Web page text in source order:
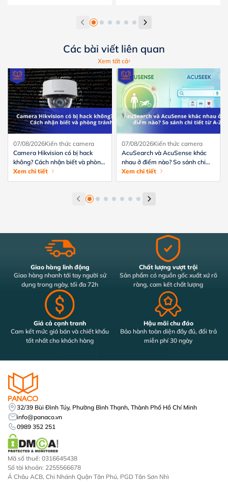
Các bài viết liên quan
Xem tất cả
07/08/2026Kiến thức camera
Camera Hikvision có bị hack
không? Cách nhận biết và phòng
tránh hiệu quả
Xem chi tiết
07/08/2026Kiến thức camera
AcuSearch và AcuSense khác
nhau ở điểm nào? So sánh chi
tiết từ A-Z
Xem chi tiết
Giao hàng linh động
Giao hàng nhanh tới tay người sử
dụng trong ngày, tối đa 72h
Chất lượng vượt trội
Sản phẩm có nguồn gốc xuất xứ rõ
ràng, cam kết chất lượng
Giá cả cạnh tranh
Cam kết mức giá bán và chiết khấu
tốt nhất cho khách hàng
Hậu mãi chu đáo
Bảo hành toàn diện đầy đủ, đổi trả
miễn phí 30 ngày
32/39 Bùi Đình Túy, Phường Bình Thạnh, Thành Phố Hồ Chí Minh
info@panaco.vn
0989 352 251
Mã số thuế: 0316645438
Số tài khoản: 2255566678
Á Châu ACB, Chi Nhánh Quận Tân Phú, PGD Tân Sơn Nhì